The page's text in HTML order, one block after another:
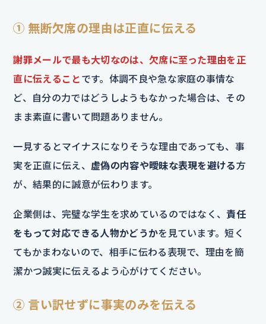
① 無断欠席の理由は正直に伝える
謝罪メールで最も大切なのは、欠席に至った理由を正
直に伝えること です。体調不良や急な家庭の事情な
ど、自分の力ではどうしようもなかった場合は、その
まま素直に書いて問題ありません。
一見するとマイナスになりそうな理由であっても、事
実を正直に伝え、 虚偽の内容や曖昧な表現を避ける方
が、結果的に誠意が伝わります。
企業側は、完璧な学生を求めているのではなく、責任
をもって対応できる人物かどうかを見ています。短く
てもかまわないので、相手に伝わる表現で、理由を簡
潔かつ誠実に伝えるよう心がけてください。
② 言い訳せずに事実のみを伝える